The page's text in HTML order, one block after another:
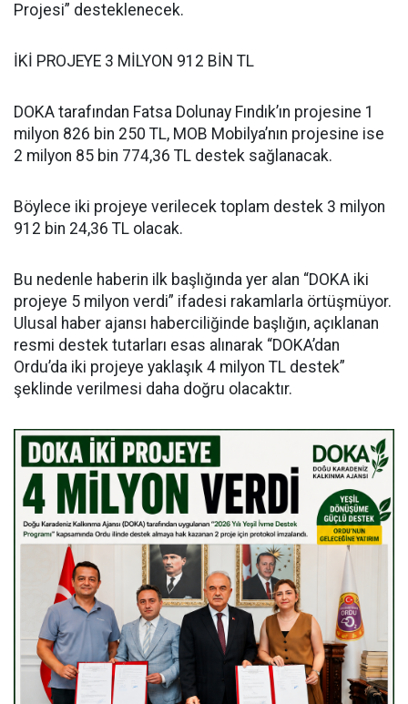
Projesi” desteklenecek.
İKİ PROJEYE 3 MİLYON 912 BİN TL
DOKA tarafından Fatsa Dolunay Fındık’ın projesine 1
milyon 826 bin 250 TL, MOB Mobilya’nın projesine ise
2 milyon 85 bin 774,36 TL destek sağlanacak.
Böylece iki projeye verilecek toplam destek 3 milyon
912 bin 24,36 TL olacak.
Bu nedenle haberin ilk başlığında yer alan “DOKA iki
projeye 5 milyon verdi” ifadesi rakamlarla örtüşmüyor.
Ulusal haber ajansı haberciliğinde başlığın, açıklanan
resmi destek tutarları esas alınarak “DOKA’dan
Ordu’da iki projeye yaklaşık 4 milyon TL destek”
şeklinde verilmesi daha doğru olacaktır.